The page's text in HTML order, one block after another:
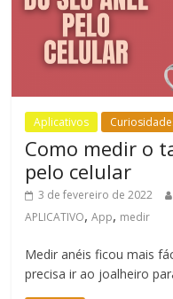
Aplicativos
Como medir o
pelo celular
3 de fevereiro de 2022
APLICATIVO,App, medir
Medir anéis ficou mais
precisa ir ao joalheiro